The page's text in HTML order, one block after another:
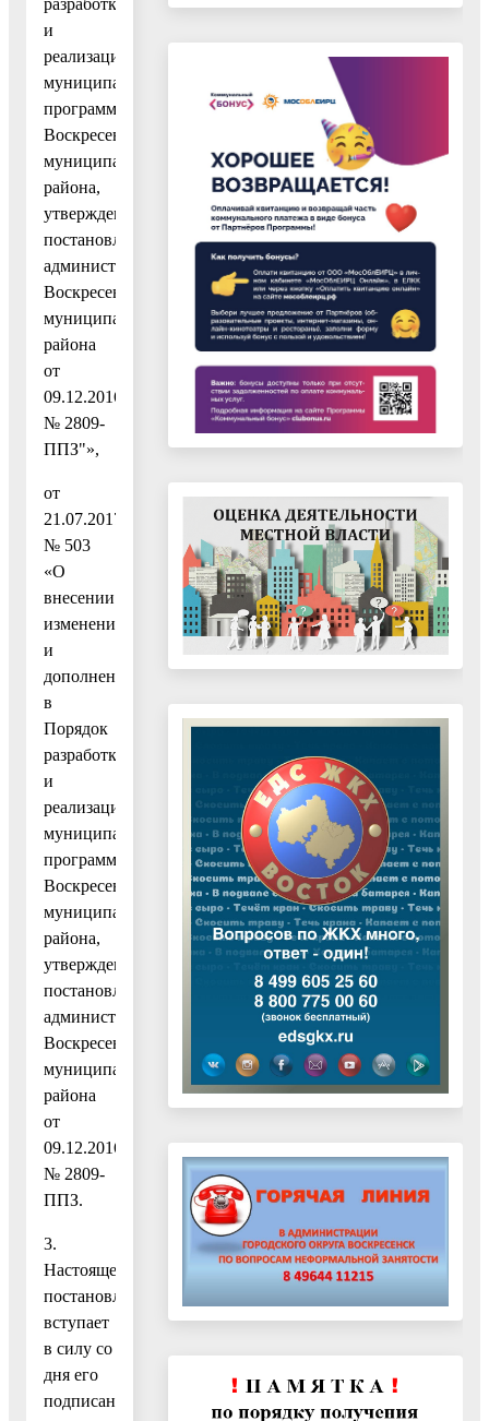
и
реализации
муниципальных
программ
Воскресенского
муниципального
района,
утвержденный
постановлением
администрации
Воскресенского
муниципального
района
от
09.12.2016
№ 2809-
ППЗ"»,
от
21.07.2017
№ 503
«О
внесении
изменений
и
дополнений
в
Порядок
разработки
и
реализации
муниципальных
программ
Воскресенского
муниципального
района,
утвержденный
постановлением
администрации
Воскресенского
муниципального
района
от
09.12.2016
№ 2809-
ППЗ.
3.
Настоящее
постановление
вступает
в силу со
дня его
подписания.